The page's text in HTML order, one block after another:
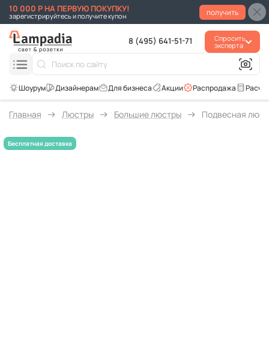
10 000 Р НА ПЕРВУЮ ПОКУПКУ!
зарегистрируйтесь и получите купон получить
8 (495) 641-51-71
Спросить
эксперта
Распродажа
Акции
Для бизнеса
Главная Люстры Большие люстры Подвесная